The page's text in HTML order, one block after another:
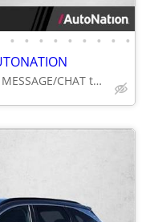
• • • • • • • • •
Call (844) 335-2481 or MESSAGE/CHAT to confirm availability